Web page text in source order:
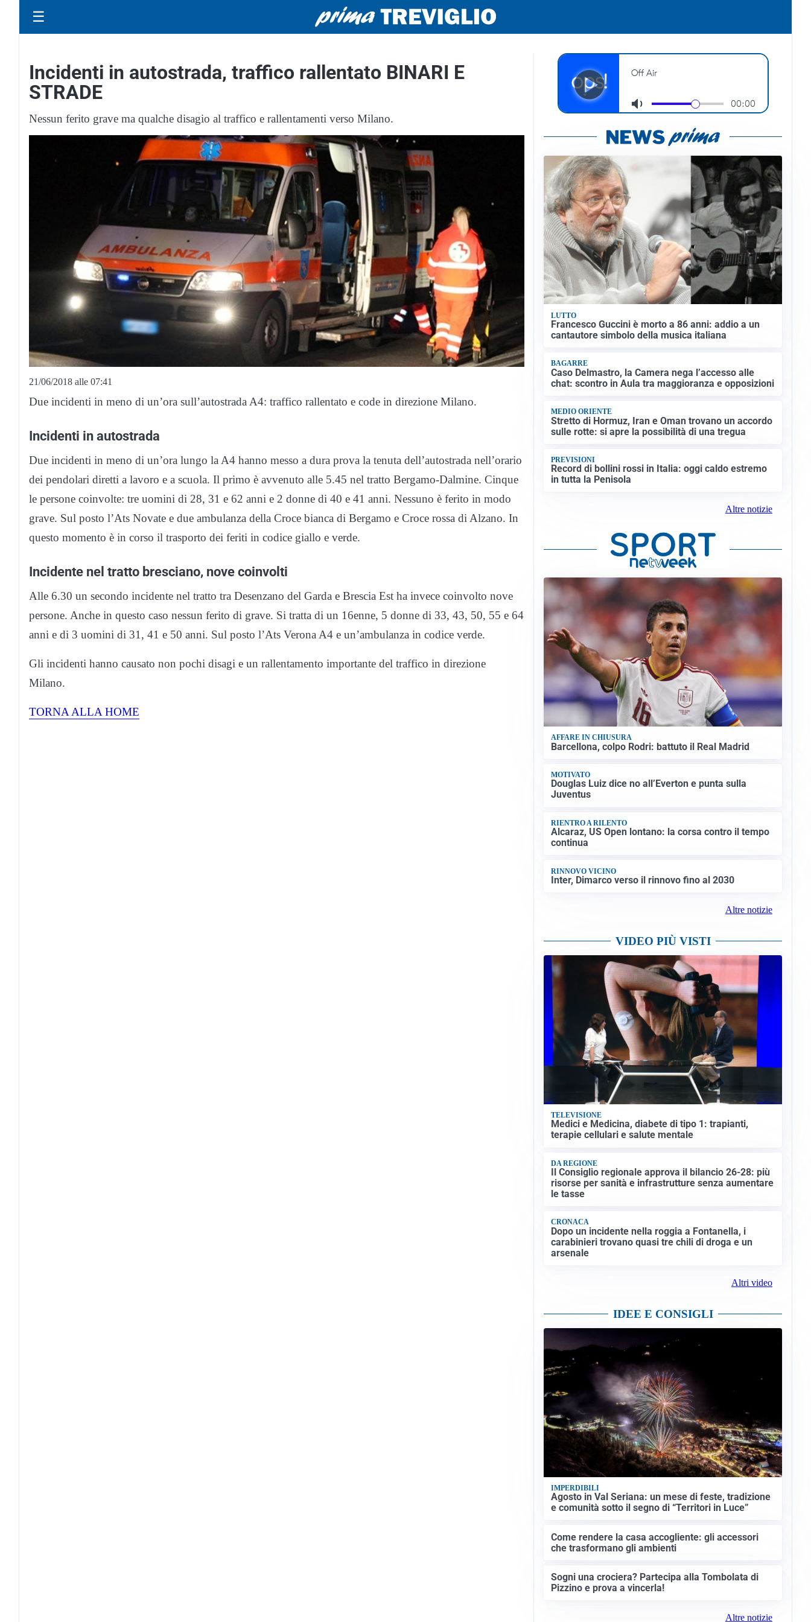
☰
Incidenti in autostrada, traffico rallentato BINARI E
STRADE
Nessun ferito grave ma qualche disagio al traffico e rallentamenti verso Milano.
21/06/2018 alle 07:41
Due incidenti in meno di un’ora sull’autostrada A4: traffico rallentato e code in direzione Milano.
Incidenti in autostrada
Due incidenti in meno di un’ora lungo la A4 hanno messo a dura prova la tenuta dell’autostrada nell’orario
dei pendolari diretti a lavoro e a scuola. Il primo è avvenuto alle 5.45 nel tratto Bergamo-Dalmine. Cinque
le persone coinvolte: tre uomini di 28, 31 e 62 anni e 2 donne di 40 e 41 anni. Nessuno è ferito in modo
grave. Sul posto l’Ats Novate e due ambulanza della Croce bianca di Bergamo e Croce rossa di Alzano. In
questo momento è in corso il trasporto dei feriti in codice giallo e verde.
Incidente nel tratto bresciano, nove coinvolti
Alle 6.30 un secondo incidente nel tratto tra Desenzano del Garda e Brescia Est ha invece coinvolto nove
persone. Anche in questo caso nessun ferito di grave. Si tratta di un 16enne, 5 donne di 33, 43, 50, 55 e 64
anni e di 3 uomini di 31, 41 e 50 anni. Sul posto l’Ats Verona A4 e un’ambulanza in codice verde.
Gli incidenti hanno causato non pochi disagi e un rallentamento importante del traffico in direzione
Milano.
TORNA ALLA HOME
LUTTO
Francesco Guccini è morto a 86 anni: addio a un
cantautore simbolo della musica italiana
BAGARRE
Caso Delmastro, la Camera nega l’accesso alle
chat: scontro in Aula tra maggioranza e opposizioni
MEDIO ORIENTE
Stretto di Hormuz, Iran e Oman trovano un accordo
sulle rotte: si apre la possibilità di una tregua
PREVISIONI
Record di bollini rossi in Italia: oggi caldo estremo
in tutta la Penisola
Altre notizie
AFFARE IN CHIUSURA
Barcellona, colpo Rodri: battuto il Real Madrid
MOTIVATO
Douglas Luiz dice no all’Everton e punta sulla
Juventus
RIENTRO A RILENTO
Alcaraz, US Open lontano: la corsa contro il tempo
continua
RINNOVO VICINO
Inter, Dimarco verso il rinnovo fino al 2030
Altre notizie
VIDEO PIÙ VISTI
TELEVISIONE
Medici e Medicina, diabete di tipo 1: trapianti,
terapie cellulari e salute mentale
DA REGIONE
Il Consiglio regionale approva il bilancio 26-28: più
risorse per sanità e infrastrutture senza aumentare
le tasse
CRONACA
Dopo un incidente nella roggia a Fontanella, i
carabinieri trovano quasi tre chili di droga e un
arsenale
Altri video
IDEE E CONSIGLI
IMPERDIBILI
Agosto in Val Seriana: un mese di feste, tradizione
e comunità sotto il segno di “Territori in Luce”
Come rendere la casa accogliente: gli accessori
che trasformano gli ambienti
Sogni una crociera? Partecipa alla Tombolata di
Pizzino e prova a vincerla!
Altre notizie